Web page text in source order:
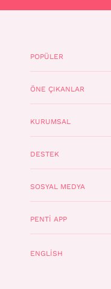
POPÜLER
ÖNE ÇIKANLAR
KURUMSAL
DESTEK
SOSYAL MEDYA
PENTI APP
ENGLISH